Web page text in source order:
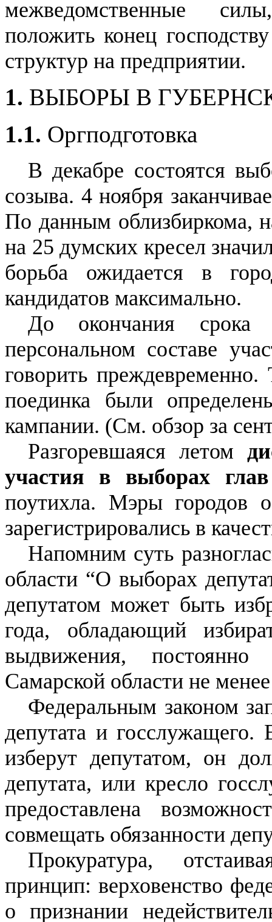
межведомственные
положить конец
структур на предприятии.
1. ВЫБОРЫ В
1.1. Оргподготовка
В декабре состоятся
созыва. 4 ноября
По данным облизбиркома,
на 25 думских кресел
борьба ожидается в
кандидатов максимально.
До окончания срока
персональном составе
говорить
поединка были
кампании. (См. обзор за
Разгоревшаяся летом
участия в выборах
поутихла. Мэры городов
зарегистрировались в
Напомним суть
области “О выборах
депутатом может быть
года, обладающий
выдвижения,
Самарской области не
Федеральным законом
депутата и госслужащего.
изберут депутатом, он
депутата, или кресло
предоставлена
совмещать обязанности
Прокуратура,
принцип: верховенство
о признании